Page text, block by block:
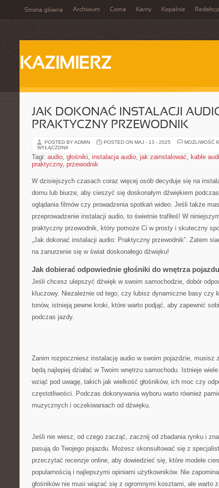
Strona główna Archiwum Coma Karny Kopalnie
KAZIMIERZ
JAK DOKONAĆ INSTALACJI
PRAKTYCZNY PRZEWODNIK
POSTED BY ADMIN POSTED ON MAJ - 13 - 2025
MOŻLIWOŚĆ
WYŁĄCZONA
Tagi: audio, głośniki, instalacja audio, jak zainstalować, kable
praktyczny, przewodnik
W dzisiejszych czasach coraz więcej osób decyduje się na
domu lub biurze, aby cieszyć się doskonałym dźwiękiem
oglądania filmów​ czy ‍prowadzenia spotkań wideo. Jeśli także
przeprowadzenie instalacji audio, to świetnie‌ trafiłeś! W⁢
praktyczny⁣ przewodnik, który pomoże Ci w ⁢prosty i skuteczny⁢
„Jak dokonać instalacji audio: Praktyczny przewodnik”. Zatem
na⁢ zanurzenie się w świat⁤ doskonałego dźwięku!
Jak dobierać odpowiednie głośniki do wnętrza pojazdu
Jeśli chcesz ulepszyć dźwięk⁣ w swoim samochodzie, dobór
kluczowy. Niezależnie od tego, czy lubisz dynamiczne basy czy
⁢tonów, istnieją⁣ pewne ​kroki, które ⁢warto podjąć, aby zapewnić
podczas jazdy.
Zanim rozpoczniesz instalację audio w​ swoim pojazdzie, musisz
będą najlepiej działać w Twoim wnętrzu samochodu. Istnieje
wziąć pod uwagę, takich jak wielkość głośników, ich ⁣moc czy
częstotliwości. Podczas dokonywania wyboru warto również
⁣muzycznych i oczekiwaniach od dźwięku.
Jeśli nie wiesz, od czego zacząć, zacznij od zbadania rynku i
pasują do Twojego pojazdu. Możesz skonsultować się z
przeczytać recenzje online, aby dowiedzieć się, które modele
popularnością i najlepszymi opiniami użytkowników. Nie
głośników nie musi wiązać się z ⁣ogromnymi kosztami, ale warto